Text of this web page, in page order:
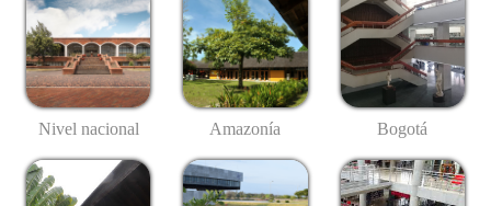
Nivel nacional Amazonía Bogotá